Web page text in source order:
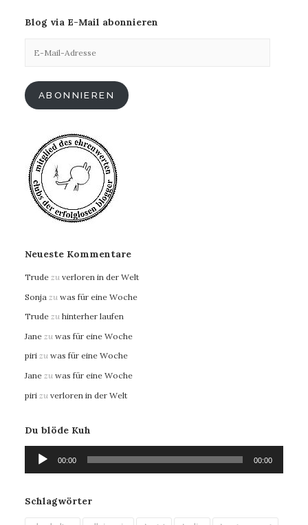
Blog via E-Mail abonnieren
Mail-
ABONNIEREN
Neueste Kommentare
Trude zu verloren in der Welt
Sonja zu was für eine Woche
Trude zu hinterher laufen
Jane zu was für eine Woche
piri zu was für eine Woche
Jane zu was für eine Woche
piri zu verloren in der Welt
Du blöde Kuh
Audio-
Player
00:00 00:00
Schlagwörter